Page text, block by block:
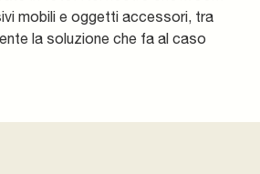
mobili e oggetti accessori, tra
la soluzione che fa al caso